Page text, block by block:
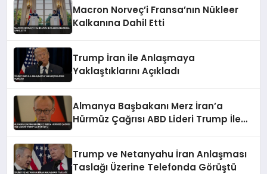
Macron Norveç’i Fransa’nın Nükleer
Kalkanına Dahil Etti
Trump İran ile Anlaşmaya
Yaklaştıklarını Açıkladı
Almanya Başbakanı Merz İran’a
Hürmüz Çağrısı ABD Lideri Trump İle
Trump ve Netanyahu İran Anlaşması
Taslağı Üzerine Telefonda Görüştü